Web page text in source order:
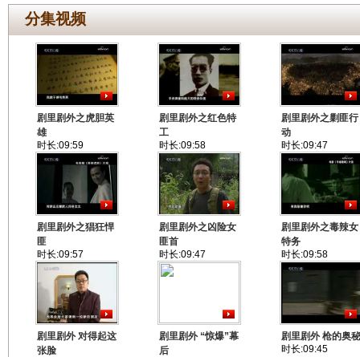
分集视频
剧里剧外之虎胆英
雄
时长:09:59
剧里剧外之红色特
工
时长:09:58
剧里剧外之剿匪行
动
时长:09:47
剧里剧外之猖狂悍
匪
时长:09:57
剧里剧外之凶险女
匪首
时长:09:47
剧里剧外之毒辣女
特务
时长:09:58
剧里剧外 对得起这
张脸
剧里剧外 “惊爆”幕
后
剧里剧外 枪的奥秘
时长:09:45